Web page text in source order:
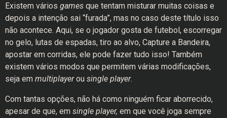
Existem vários games que tentam misturar muitas coisas e
depois a intenção sai “furada”, mas no caso deste título isso
não acontece. Aqui, se o jogador gosta de futebol, escorregar
no gelo, lutas de espadas, tiro ao alvo, Capture a Bandeira,
apostar em corridas, ele pode fazer tudo isso! Também
existem vários modos que permitem várias modificações,
seja em multiplayerou single player.
Com tantas opções, não há como ninguém ficar aborrecido,
apesar de que, em single player, em que você joga sempre